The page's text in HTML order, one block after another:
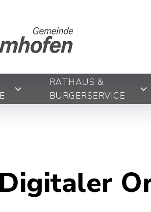
RATHAUS &
BÜRGERSERVICE
Digitaler